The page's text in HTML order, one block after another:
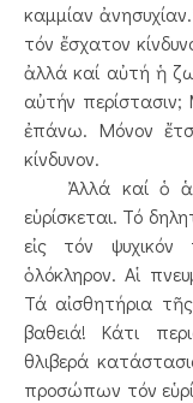
καμμίαν
τόν ἔσχατον
ἀλλά καί αὐτή ἡ
αὐτήν
ἐπάνω. Μόνον
κίνδυνον.
Ἀλλά καί ὁ
εὑρίσκεται. Τό
εἰς τόν ψυχικόν
ὁλόκληρον. Αἱ
Τά αἰσθητήρια
βαθειά! Κάτι
θλιβερά
προσώπων τόν